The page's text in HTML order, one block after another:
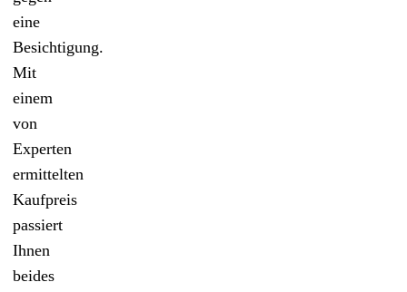
eine
Besichtigung.
Mit
einem
von
Experten
ermittelten
Kaufpreis
passiert
Ihnen
beides